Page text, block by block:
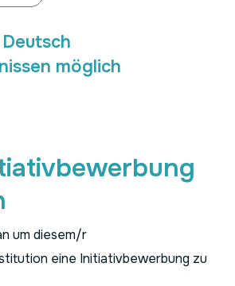
möglich
um diesem/r
eine Initiativbewerbung zu